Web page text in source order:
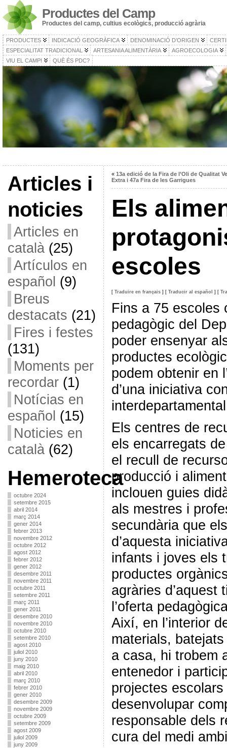
Productes del Camp
Productes del camp, cultius ecològics, producció agrària
PRODUCTES INDICACIÓ GEOGRÀFICA DENOMINACIÓ D’ORIGEN
ESPECIALITAT TRADICIONAL
ARTESANIA ALIMENTÀRIA
AGROECOLOGIA
VIU EL CAMP!
QUÈ ÉS PDC?
Articles i
noticies
Articles en
català(25)
Artículos en
español (9)
Breus
destacats (21)
Fires i festes
(131)
Moments per
recordar(1)
Notícias en
español (15)
Noticies en
català(62)
Hemeroteca
octubre 2024
setembre 2015
abril 2014
març 2014
gener 2014
febrer 2013
novembre 2012
octubre 2012
agost 2012
febrer 2012
gener 2012
desembre 2011
novembre 2011
octubre 2011
setembre 2011
març 2011
gener 2011
desembre 2010
novembre 2010
octubre 2010
setembre 2010
agost 2010
juliol 2010
juny 2010
maig 2010
abril 2010
març 2010
febrer 2010
gener 2010
desembre 2009
novembre 2009
octubre 2009
setembre 2009
agost 2009
juliol 2009
juny 2009
« 13a edició de la Fira de l’Oli de Qualitat
Extra i 47a Fira de les Garrigues
Els
escoles
[ Traduire en français] [ Traducir al español ] [
Fins a 75 escoles
pedagògic del
poder ensenyar
productes
podem obtenir en
d’una iniciativa
Els centres de
els encarregats
el recull de
producció i
inclouen guies
als mestres i
secundària que
d’aquesta
infants i joves els
productes
agràries d’aquest
l’oferta
Així, en l’interior
materials,
a casa, hi trobem
entenedor i
projectes
desenvolupar
responsable dels
cura del medi